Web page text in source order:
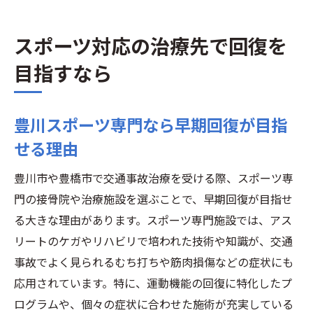
スポーツ対応の治療先で回復を
目指すなら
豊川スポーツ専門なら早期回復が目指
せる理由
豊川市や豊橋市で交通事故治療を受ける際、スポーツ専
門の接骨院や治療施設を選ぶことで、早期回復が目指せ
る大きな理由があります。スポーツ専門施設では、アス
リートのケガやリハビリで培われた技術や知識が、交通
事故でよく見られるむち打ちや筋肉損傷などの症状にも
応用されています。特に、運動機能の回復に特化したプ
ログラムや、個々の症状に合わせた施術が充実している